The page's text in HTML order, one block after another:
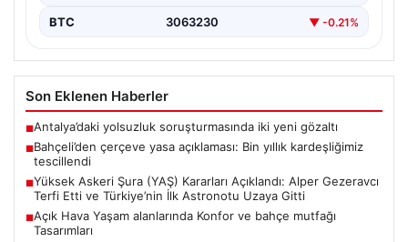
BTC 3063230 ▼ -0.21%
Son Eklenen Haberler
■Antalya’daki yolsuzluk soruşturmasında iki yeni gözaltı
■Bahçeli’den çerçeve yasa açıklaması: Bin yıllık kardeşliğimiz
tescillendi
■Yüksek Askeri Şura (YAŞ) Kararları Açıklandı: Alper Gezeravcı
Terfi Etti ve Türkiye’nin İlk Astronotu Uzaya Gitti
■Açık Hava Yaşam alanlarında Konfor ve bahçe mutfağı
Tasarımları